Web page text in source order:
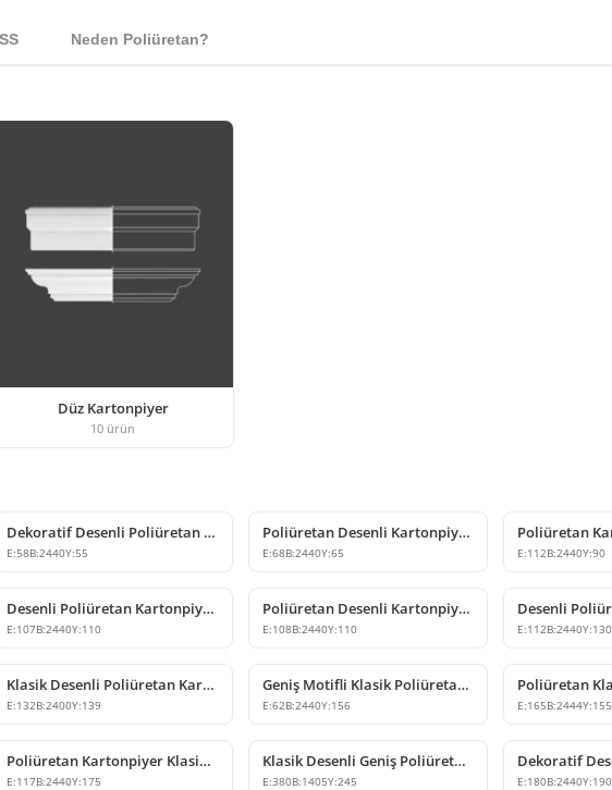
Neden Poliüretan?
Düz Kartonpiyer
10 ürün
Dekoratif Desenli Poliüretan Kartonpiyer Tavan Profili
E:58B:2440Y:55
Poliüretan Desenli Kartonpiyer Modelleri
E:68B:2440Y:65 E:112B:2440Y:90
Desenli Poliüretan Kartonpiyer Tavan Çıtası Modeli
E:107B:2440Y:110
Poliüretan Desenli Kartonpiyer Modelleri
E:108B:2440Y:110 E:112B:2440Y:130
Klasik Desenli Poliüretan Kartonpiyer Tavan Dekoru
E:132B:2400Y:139
Geniş Motifli Klasik Poliüretan Kartonpiyer Tasarımı
E:62B:2440Y:156 E:165B:2444Y:155
Poliüretan Kartonpiyer Klasik Tavan Profili
E:117B:2440Y:175
Klasik Desenli Geniş Poliüretan Kartonpiyer Modeli
E:380B:1405Y:245 E:180B:2440Y:190